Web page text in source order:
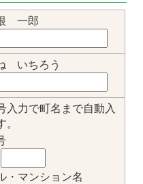
一郎
いちろう
入力で町名まで自動入
。
・マンション名